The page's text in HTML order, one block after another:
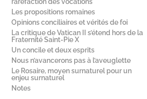
Les propositions romaines
Opinions conciliaires et vérités de foi
La critique de Vatican II s’étend hors de la
Fraternité Saint-​Pie X
Un concile et deux esprits
Nous n’avancerons pas à l’aveuglette
Le Rosaire, moyen surnaturel pour un
enjeu surnaturel
Notes